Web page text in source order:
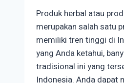
Produk herbal atau
merupakan salah satu
memiliki tren tinggi di
yang Anda ketahui,
tradisional ini yang
Indonesia. Anda dapat